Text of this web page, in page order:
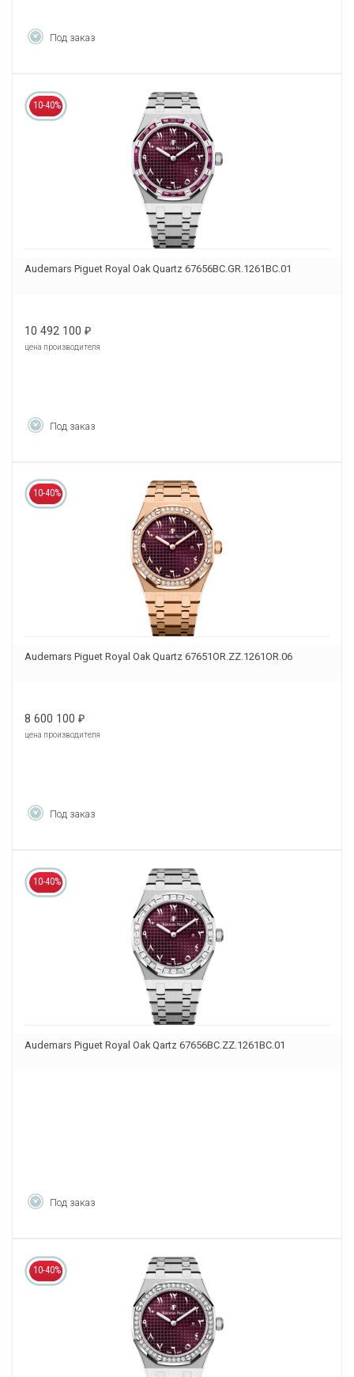
Под заказ
10-40%
Audemars Piguet Royal Oak Quartz 67656BC.GR.1261BC.01
10 492 100 ₽
цена производителя
Под заказ
10-40%
Audemars Piguet Royal Oak Quartz 67651OR.ZZ.1261OR.06
8 600 100 ₽
цена производителя
Под заказ
10-40%
Audemars Piguet Royal Oak Qartz 67656BC.ZZ.1261BC.01
Под заказ
10-40%